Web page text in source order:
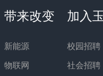
带来改变
新能源
物联网
加入
校园招聘
社会招聘